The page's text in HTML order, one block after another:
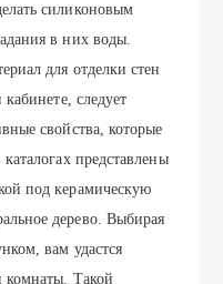
силиконовым
в них воды.
для отделки стен
следует
свойства, которые
представлены
под керамическую
дерево. Выбирая
вам удастся
комнаты. Такой